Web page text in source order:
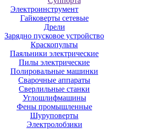
Электроинструмент
Гайковерты сетевые
Дрели
Зарядно пусковое устройство
Краскопульты
Паяльники электрические
Пилы электрические
Полировальные машинки
Сварочные аппараты
Сверлильные станки
Углошлифмашины
Фены промышленные
Шуруповерты
Электролобзики